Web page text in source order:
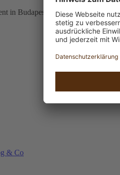
in Budapest über die Vorteile
& Co